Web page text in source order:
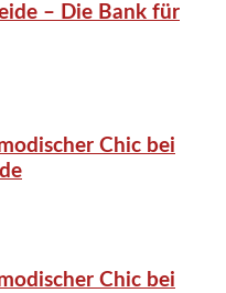
– Die Bank für
Chic bei
Chic bei